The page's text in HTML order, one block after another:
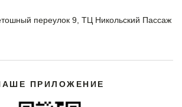
переулок 9, ТЦ Никольский Пассаж
ПРИЛОЖЕНИЕ